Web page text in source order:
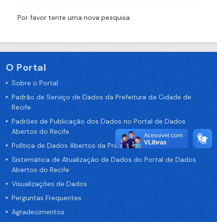
Por favor tente uma nova pesquisa.
O Portal
Sobre o Portal
Padrão de Serviço de Dados da Prefeitura da Cidade de
Recife
Padrões de Publicação dos Dados no Portal de Dados
Abertos do Recife
Política de Dados Abertos da Prefeitura do Recife
Sistemática de Atualização de Dados do Portal de Dados
Abertos do Recife
Visualizações de Dados
Perguntas Frequentes
Agradecimentos